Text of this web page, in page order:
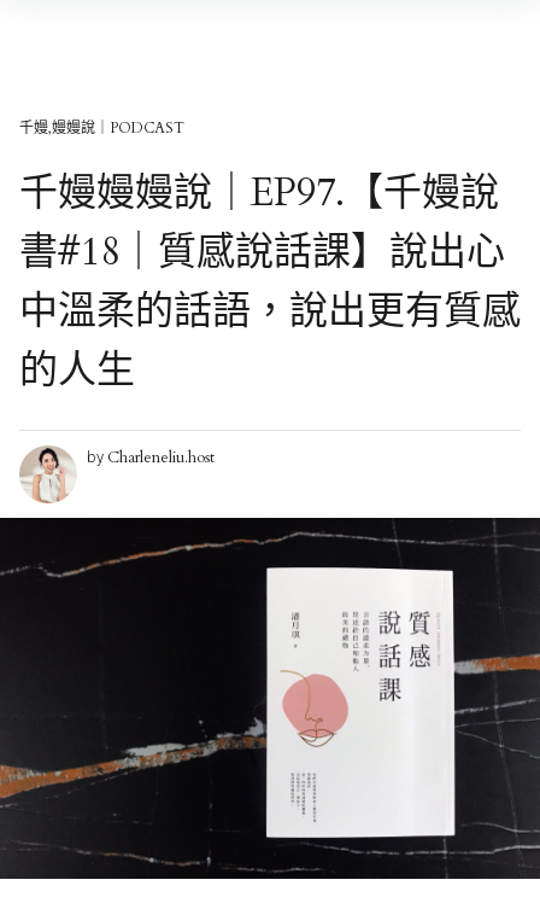
千嫚,嫚嫚說｜PODCAST
千嫚嫚嫚說｜EP97.【千嫚說
書#18｜質感說話課】說出心
中溫柔的話語，說出更有質感
的人生
by Charleneliu.host